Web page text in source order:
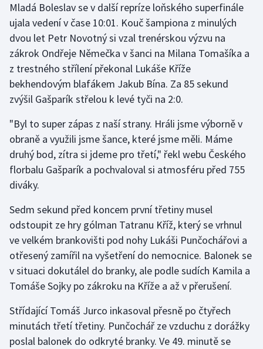
Lyže a snowboard
Moderní pětiboj
Motorsport
Olympijské hry
Parasport
Plavání
Plážový volejbal
Ragby
Rychlobruslení
Rychlostní kanoistika
Sportovní střelba
Mladá Boleslav se v další repríze loňského superfinále
ujala vedení v čase 10:01. Kouč šampiona z minulých
dvou let Petr Novotný si vzal trenérskou výzvu na
zákrok Ondřeje Němečka v šanci na Milana Tomašíka a
z trestného střílení překonal Lukáše Kříže
bekhendovým blafákem Jakub Bína. Za 85 sekund
zvýšil Gašparík střelou k levé tyči na 2:0.
"Byl to super zápas z naší strany. Hráli jsme výborně v
obraně a využili jsme šance, které jsme měli. Máme
druhý bod, zítra si jdeme pro třetí," řekl webu Českého
florbalu Gašparík a pochvaloval si atmosféru před 755
diváky.
Sedm sekund před koncem první třetiny musel
odstoupit ze hry gólman Tatranu Kříž, který se vrhnul
ve velkém brankovišti pod nohy Lukáši Punčochářovi a
otřesený zamířil na vyšetření do nemocnice. Balonek se
v situaci dokutálel do branky, ale podle sudích Kamila a
Tomáše Sojky po zákroku na Kříže a až v přerušení.
Střídající Tomáš Jurco inkasoval přesně po čtyřech
minutách třetí třetiny. Punčochář ze vzduchu z dorážky
poslal balonek do odkryté branky. Ve 49. minutě se